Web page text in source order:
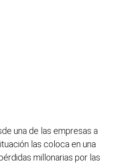
una de las empresas a
las coloca en una
millonarias por las